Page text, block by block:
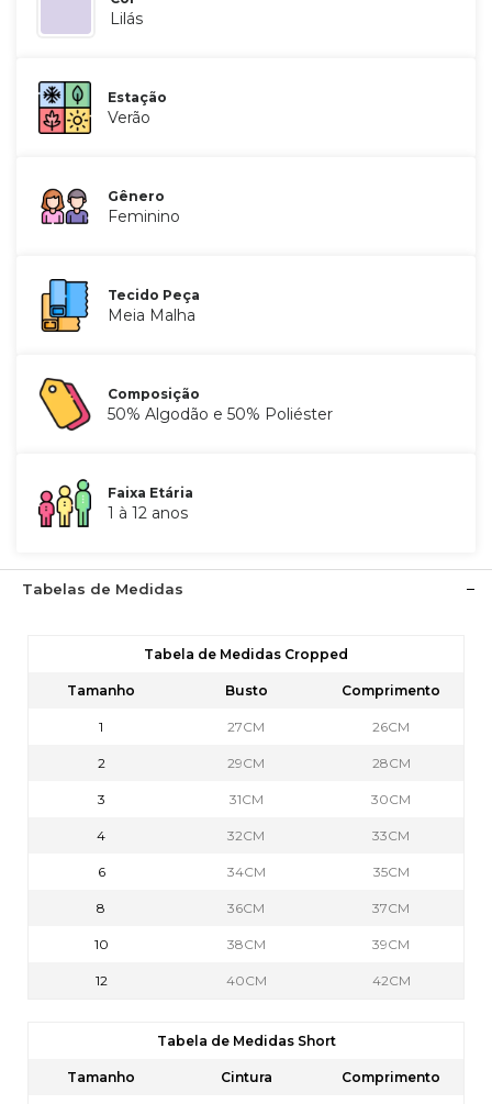
Lilás
Estação
Verão
Gênero
Feminino
Tecido Peça
Meia Malha
Composição
50% Algodão e 50% Poliéster
Faixa Etária
1 à 12 anos
Tabelas de Medidas
Tabela de Medidas Cropped
Tamanho Busto Comprimento
1 27CM 26CM
2 29CM 28CM
3 31CM 30CM
4 32CM 33CM
6 34CM 35CM
8 36CM 37CM
10 38CM 39CM
12 40CM 42CM
Tabela de Medidas Short
Tamanho Cintura Comprimento